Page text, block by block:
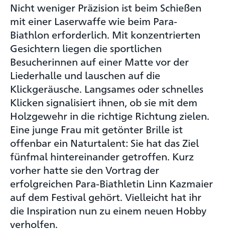
Nicht weniger Präzision ist beim Schießen
mit einer Laserwaffe wie beim Para-
Biathlon erforderlich. Mit konzentrierten
Gesichtern liegen die sportlichen
Besucherinnen auf einer Matte vor der
Liederhalle und lauschen auf die
Klickgeräusche. Langsames oder schnelles
Klicken signalisiert ihnen, ob sie mit dem
Holzgewehr in die richtige Richtung zielen.
Eine junge Frau mit getönter Brille ist
offenbar ein Naturtalent: Sie hat das Ziel
fünfmal hintereinander getroffen. Kurz
vorher hatte sie den Vortrag der
erfolgreichen Para-Biathletin Linn Kazmaier
auf dem Festival gehört. Vielleicht hat ihr
die Inspiration nun zu einem neuen Hobby
verholfen.